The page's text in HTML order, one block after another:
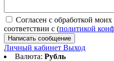
Согласен с обработкой
соответствии с (политикой
Написать сообщение
Личный кабинет Выход
Валюта: Рубль